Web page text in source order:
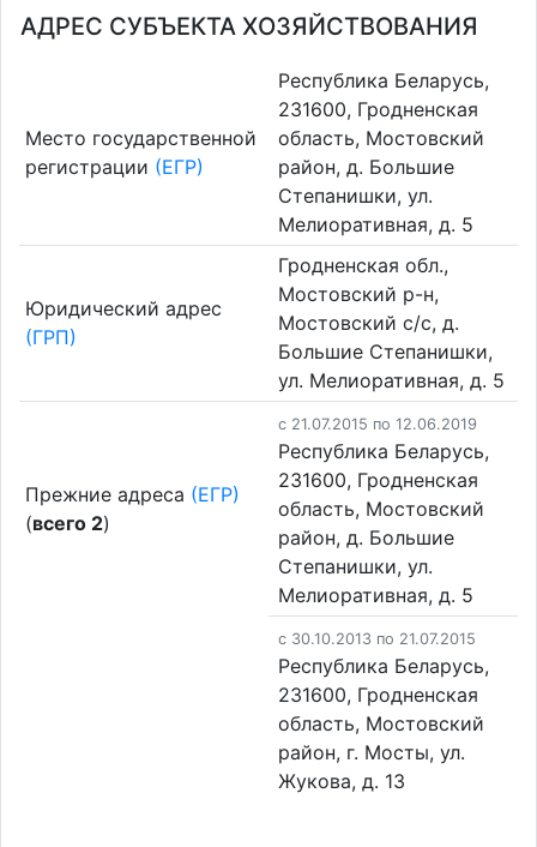
АДРЕС СУБЪЕКТА ХОЗЯЙСТВОВАНИЯ
Место государственной
регистрации (ЕГР)
Республика Беларусь,
231600, Гродненская
область, Мостовский
район, д. Большие
Степанишки, ул.
Мелиоративная, д. 5
Юридический адрес
(ГРП)
Гродненская обл.,
Мостовский р-н,
Мостовский с/с, д.
Большие Степанишки,
ул. Мелиоративная, д. 5
Прежние адреса (ЕГР)
(всего 2)
c 21.07.2015 по 12.06.2019
Республика Беларусь,
231600, Гродненская
область, Мостовский
район, д. Большие
Степанишки, ул.
Мелиоративная, д. 5
c 30.10.2013 по 21.07.2015
Республика Беларусь,
231600, Гродненская
область, Мостовский
район, г. Мосты, ул.
Жукова, д. 13